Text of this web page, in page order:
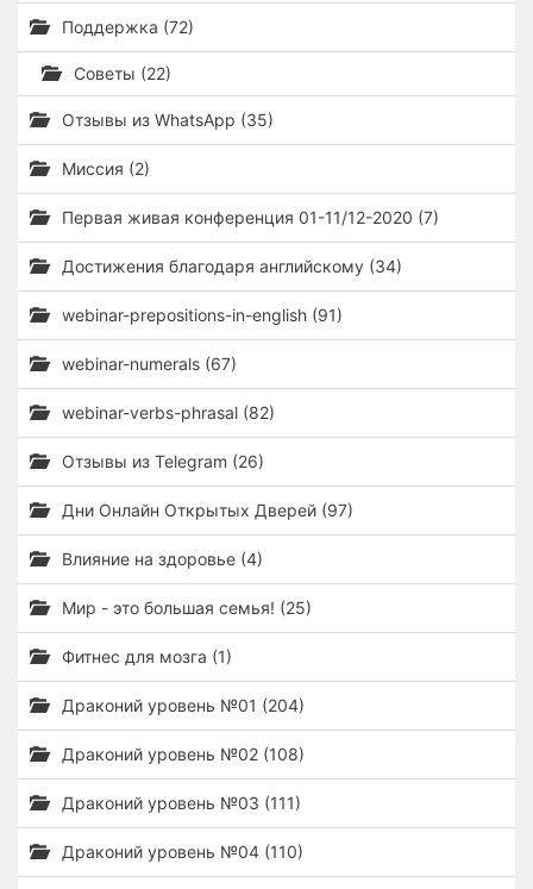
Поддержка (72)
Советы (22)
Отзывы из WhatsApp (35)
Миссия (2)
Первая живая конференция 01-11/12-2020 (7)
Достижения благодаря английскому (34)
webinar-prepositions-in-english (91)
webinar-numerals (67)
webinar-verbs-phrasal (82)
Отзывы из Telegram (26)
Дни Онлайн Открытых Дверей (97)
Влияние на здоровье (4)
Мир - это большая семья! (25)
Фитнес для мозга (1)
Драконий уровень №01 (204)
Драконий уровень №02 (108)
Драконий уровень №03 (111)
Драконий уровень №04 (110)